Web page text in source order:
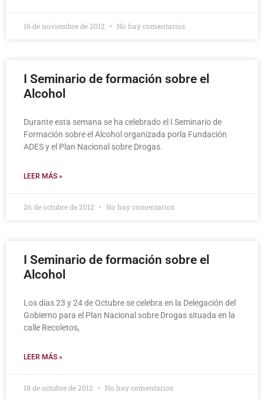
16 de noviembre de 2012 No hay comentarios
I Seminario de formación sobre el
Alcohol
Durante esta semana se ha celebrado el I Seminario de
Formación sobre el Alcohol organizada porla Fundación
ADES y el Plan Nacional sobre Drogas.
LEER MÁS »
26 de octubre de 2012 No hay comentarios
I Seminario de formación sobre el
Alcohol
Los días 23 y 24 de Octubre se celebra en la Delegación del
Gobierno para el Plan Nacional sobre Drogas situada en la
calle Recoletos,
LEER MÁS »
19 de octubre de 2012 No hay comentarios